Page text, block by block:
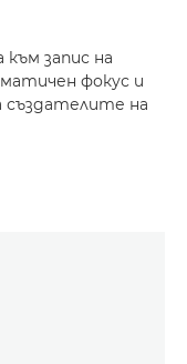
запис на
фокус и
създателите на